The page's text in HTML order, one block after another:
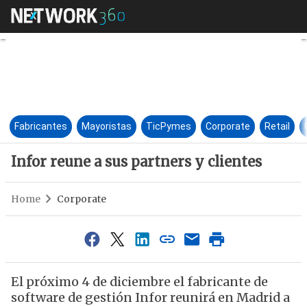
Infor reune a sus partners y
Fabricantes Mayoristas TicPymes Corporate Retail
Infor reune a sus partners y clientes
Home Corporate
El próximo 4 de diciembre el fabricante de
software de gestión Infor reunirá en Madrid a